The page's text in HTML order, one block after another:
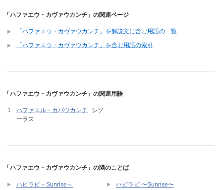
「ハファエウ・カヴァウカンチ」の関連ページ
「ハファエウ・カヴァウカンチ」を解説文に含む用語の一覧
「ハファエウ・カヴァウカンチ」を含む用語の索引
「ハファエウ・カヴァウカンチ」の関連用語
ハファエル・カバウカンチ
シソ
ーラス
「ハファエウ・カヴァウカンチ」の隣のことば
ハピラピ～Sunrise～ ハピラピ 〜Sunrise〜